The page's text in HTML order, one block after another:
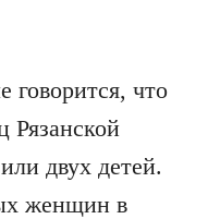
говорится, что
Рязанской
двух детей.
женщин в